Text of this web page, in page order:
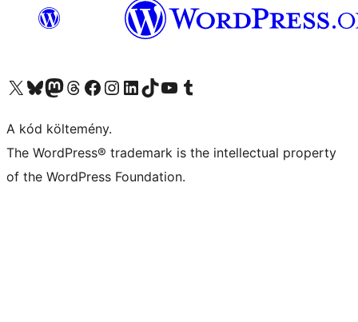
Visit our X (formerly Twitter) account
Visit our Bluesky account
Twitter csatornánk
Visit our Threads account
Facebook oldalunk megtekintése
Visit our Instagram account
Visit our LinkedIn account
Visit our TikTok account
Visit our YouTube channel
Visit our Tumblr account
A kód költemény.
The WordPress® trademark is the intellectual property
of the WordPress Foundation.